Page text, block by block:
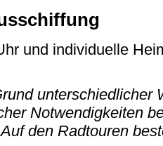
und individuelle
unterschiedlicher
Notwendigkeiten
den Radtouren